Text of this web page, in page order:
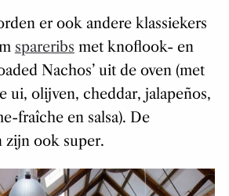
er ook andere klassiekers
spareribs met knoflook- en
Nachos’ uit de oven (met
ui, olijven, cheddar, jalapeños,
fraîche en salsa). De
zijn ook super.